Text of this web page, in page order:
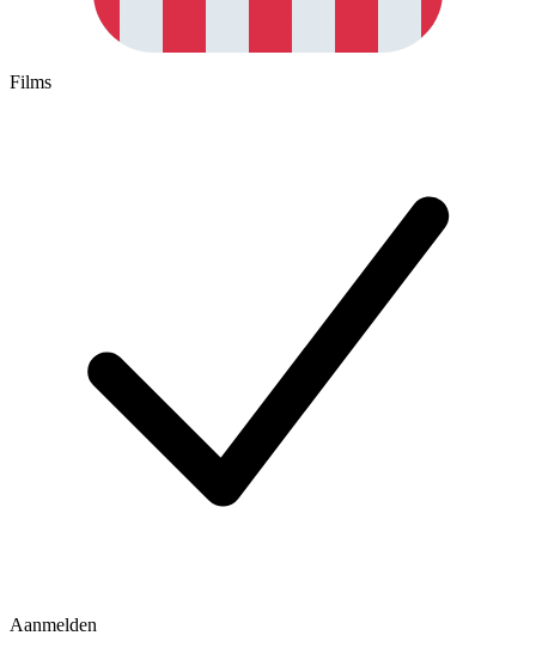
Films
Aanmelden